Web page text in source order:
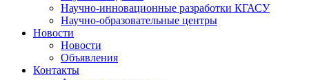
Научно-инновационные разработки КГАСУ
Научно-образовательные центры
Новости
Новости
Объявления
Контакты